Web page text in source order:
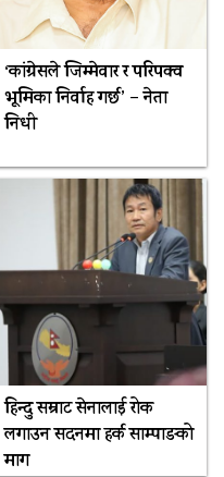
‘कांग्रेसले जिम्मेवार र परिपक्व
भूमिका निर्वाह गर्छ’ – नेता
निधी
हिन्दु सम्राट सेनालाई रोक
लगाउन सदनमा हर्क साम्पाङको
माग